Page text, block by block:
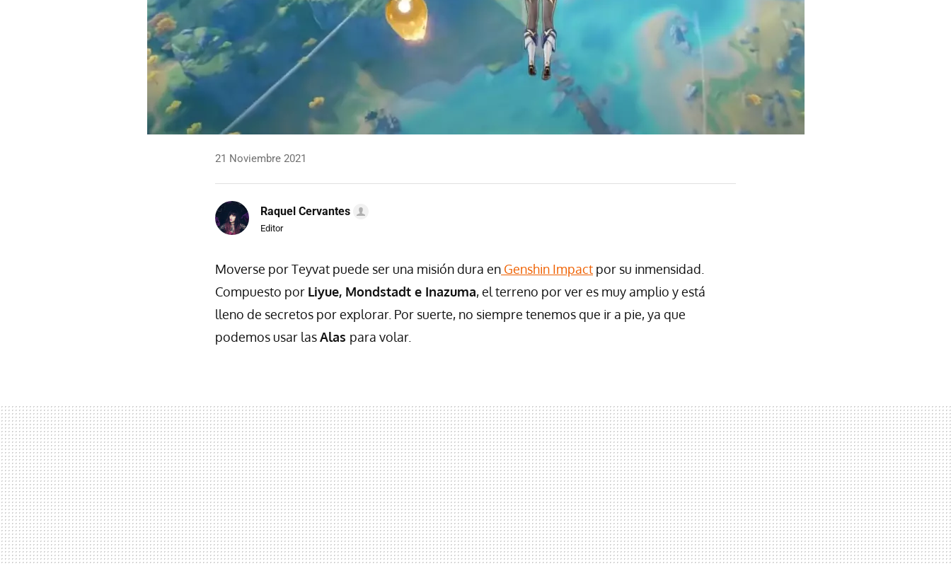
21 Noviembre 2021
Raquel Cervantes
Editor
Moverse por Teyvat puede ser una misión dura en Genshin Impact por su inmensidad.
Compuesto por Liyue, Mondstadt e Inazuma, el terreno por ver es muy amplio y está
lleno de secretos por explorar. Por suerte, no siempre tenemos que ir a pie, ya que
podemos usar lasAlas para volar.